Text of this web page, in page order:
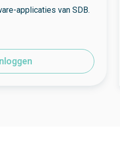
applicaties van SDB.
Inloggen